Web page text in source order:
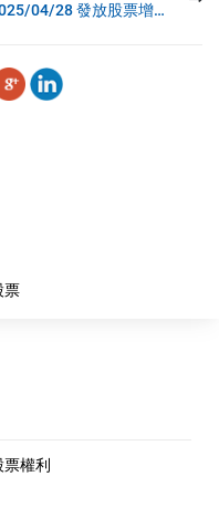
權利
2025/04/28 發放股票增長股資
票